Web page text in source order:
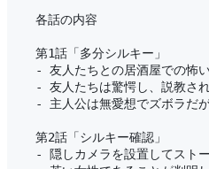
  各話の内容
  第1話「多分シルキー」
- 友人たちとの居酒屋での怖
- 友人たちは驚愕し、説教さ
- 主人公は無愛想でズボラだ
  第2話「シルキー確認」
- 隠しカメラを設置してスト